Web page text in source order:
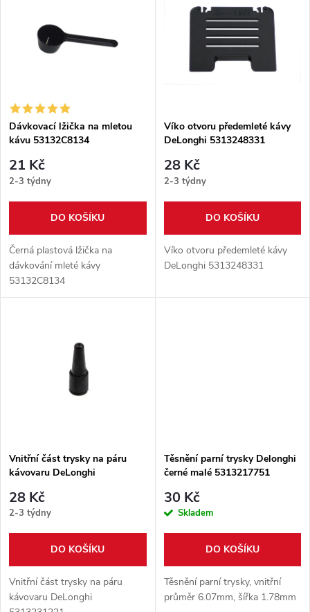
í
p
r
o
d
u
s
p
r
d
u
Dávkovací lžička na mletou
kávu 53132C8134
21 Kč
2-3 týdny
DO KOŠÍKU
Černá plastová lžička na
dávkování mleté kávy
53132C8134
Víko otvoru předemleté kávy
DeLonghi 5313248331
28 Kč
2-3 týdny
DO KOŠÍKU
Víko otvoru předemleté kávy
DeLonghi 5313248331
Vnitřní část trysky na páru
kávovaru DeLonghi
28 Kč
2-3 týdny
DO KOŠÍKU
Vnitřní část trysky na páru
kávovaru DeLonghi
Těsnění parní trysky Delonghi
černé malé 5313217751
30 Kč
Skladem
DO KOŠÍKU
Těsnění parní trysky, vnitřní
průměr 6.07mm, šířka 1.78mm